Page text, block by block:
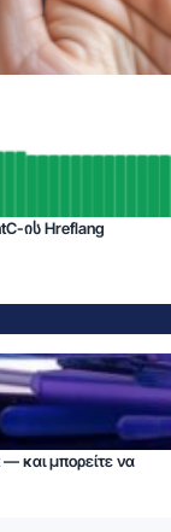
ის Hreflang
και μπορείτε να